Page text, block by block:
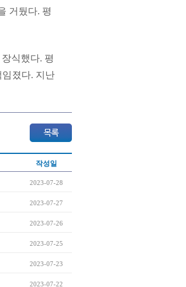
거뒀다. 평
식했다. 평
임졌다. 지난
작성일
2023-07-28
2023-07-27
2023-07-26
2023-07-25
2023-07-23
2023-07-22